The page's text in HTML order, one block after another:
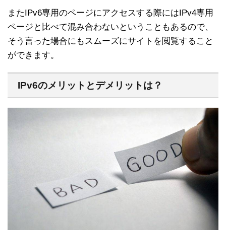
またIPv6専用のページにアクセスする際にはIPv4専用
ページと比べて混み合わないということもあるので、
そう言った場合にもスムーズにサイトを閲覧すること
ができます。
IPv6のメリットとデメリットは？